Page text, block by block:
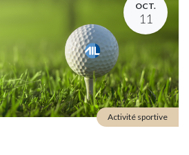
OCT.
11
Activité sportive